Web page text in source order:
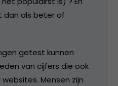
dan als beter of
getest kunnen
van cijfers die ook
Mensen zijn